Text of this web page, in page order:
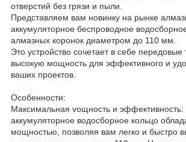
отверстий без грязи и пыли.
Представляем вам новинку на рынке
аккумуляторное беспроводное
алмазных коронок диаметром до 110 мм.
Это устройство сочетает в себе передовые
высокую мощность для эффективного и
ваших проектов.
Особенности:
Максимальная vощность и
аккумуляторное водосборное кольцо
мощностью, позволяя вам легко и быстро